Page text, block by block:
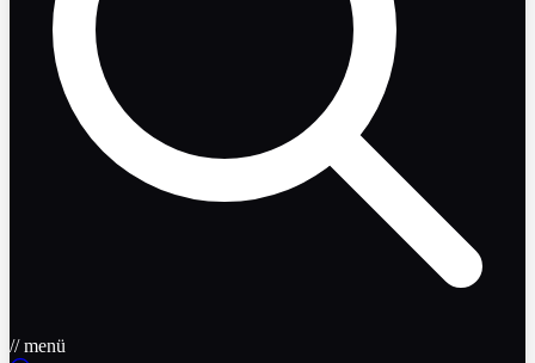
// menü